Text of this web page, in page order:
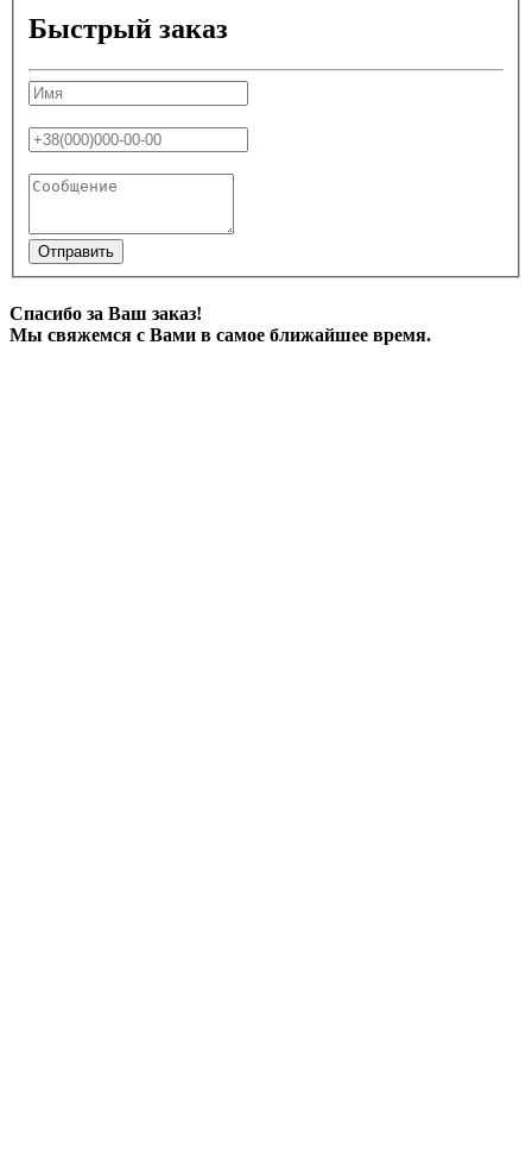
Быстрый заказ
Отправить
Спасибо за Ваш заказ!
Мы свяжемся с Вами в самое ближайшее время.